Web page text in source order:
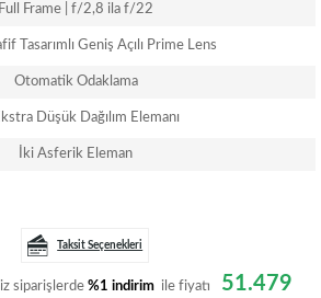
Full Frame | f/2,8 ila f/22
Tasarımlı Geniş Açılı Prime Lens
Otomatik Odaklama
Düşük Dağılım Elemanı
İki Asferik Eleman
Taksit Seçenekleri
siparişlerde %1 indirim ile fiyatı
51.479